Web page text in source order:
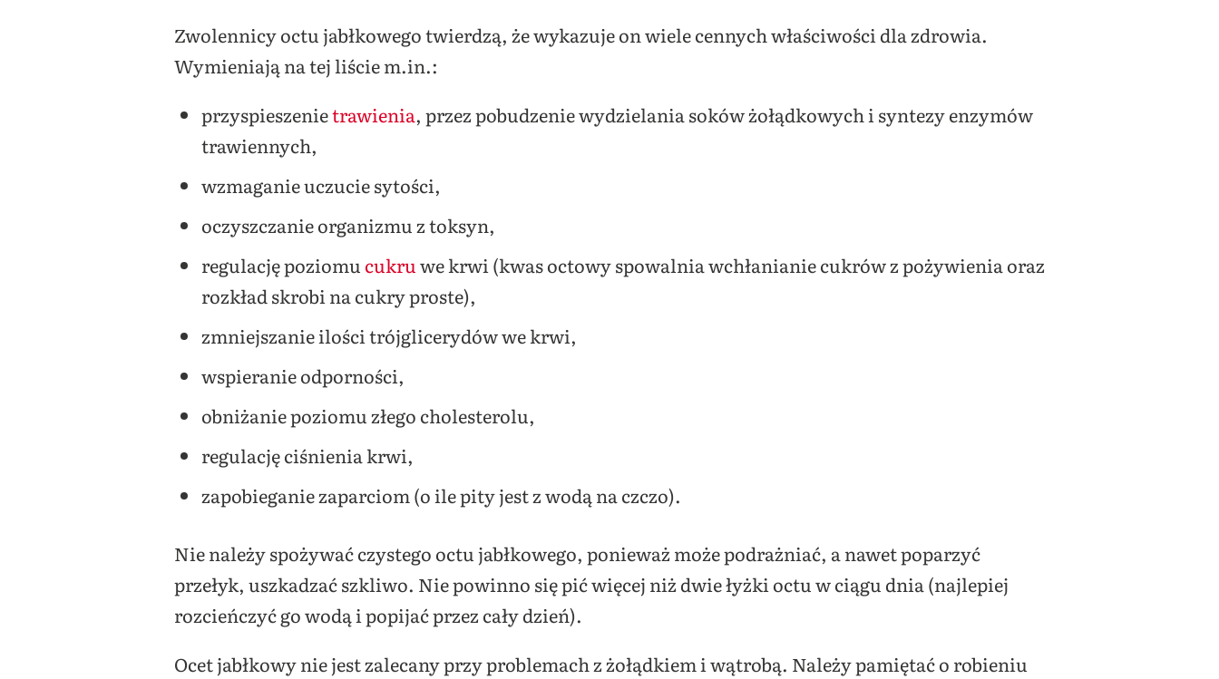
Zwolennicy octu jabłkowego twierdzą, że wykazuje on wiele cennych właściwości dla zdrowia.
Wymieniają na tej liście m.in.:
przyspieszenietrawienia, przez pobudzenie wydzielania soków żołądkowych i syntezy enzymów
trawiennych,
wzmaganie uczucie sytości,
oczyszczanie organizmu z toksyn,
regulację poziomu cukruwe krwi (kwas octowy spowalnia wchłanianie cukrów z pożywienia oraz
rozkład skrobi na cukry proste),
zmniejszanie ilości trójglicerydów we krwi,
wspieranie odporności,
obniżanie poziomu złego cholesterolu,
regulację ciśnienia krwi,
zapobieganie zaparciom (o ile pity jest z wodą na czczo).
Nie należy spożywać czystego octu jabłkowego, ponieważ może podrażniać, a nawet poparzyć
przełyk, uszkadzać szkliwo. Nie powinno się pić więcej niż dwie łyżki octu w ciągu dnia (najlepiej
rozcieńczyć go wodą i popijać przez cały dzień).
Ocet jabłkowy nie jest zalecany przy problemach z żołądkiem i wątrobą. Należy pamiętać o robieniu